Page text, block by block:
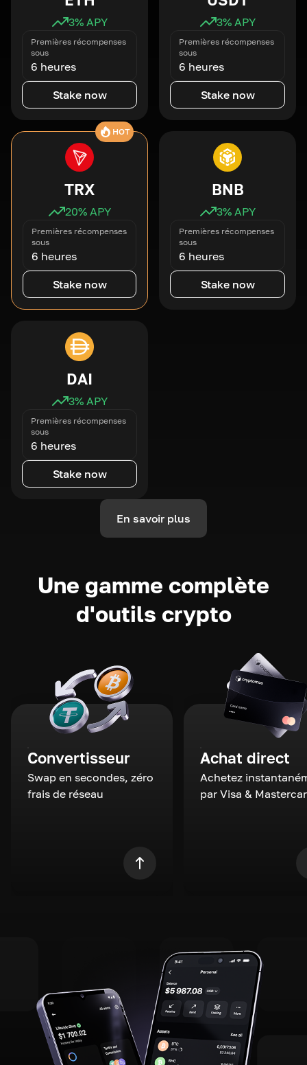
3% APY
Premières récompenses
sous
6 heures
Stake now
3% APY
Premières récompenses
sous
6 heures
Stake now
HOT
TRX
20% APY
Premières récompenses
sous
6 heures
Stake now
BNB
3% APY
Premières récompenses
sous
6 heures
Stake now
DAI
3% APY
Premières récompenses
sous
6 heures
Stake now
En savoir plus
Une gamme complète
d'outils crypto
Convertisseur
Swap en secondes, zéro
frais de réseau
Achat direct
Achetez
par Visa &